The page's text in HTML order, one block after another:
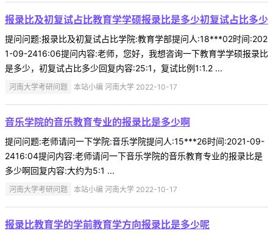
报录比及初复试占比教育学学硕报录比是多少初复试占比多少
提问问题:报录比及初复试占比学院:教育学部提问人:18***02时间:202
1-09-2416:06提问内容:老师，您好，我想咨询一下教育学学硕报录比
是多少，初复试占比多少回复内容:25:1，复试比例1:1.2 ...
河南大学考研问题 本站小编 河南大学 2022-10-17
音乐学院的音乐教育专业的报录比是多少啊
提问问题:老师请问一下学院:音乐学院提问人:15***26时间:2021-09-
2416:04提问内容:老师请问一下音乐学院的音乐教育专业的报录比是
多少啊回复内容:大约为5:1 ...
河南大学考研问题 本站小编 河南大学 2022-10-17
报录比教育学的学前教育学方向报录比是多少呢